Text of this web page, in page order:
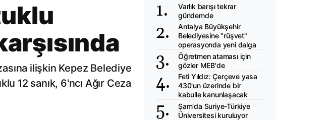
ilişkin Kepez Belediye
12 sanık, 6'ncı Ağır Ceza
Varlık barışı tekrar
gündemde
Antalya Büyükşehir
Belediyesine "rüşvet"
operasyonda yeni dalga
Öğretmen ataması için
gözler MEB'de
Feti Yıldız: Çerçeve yasa
430'un üzerinde bir
kabulle kanunlaşacak
Şam'da Suriye-Türkiye
Üniversitesi kuruluyor